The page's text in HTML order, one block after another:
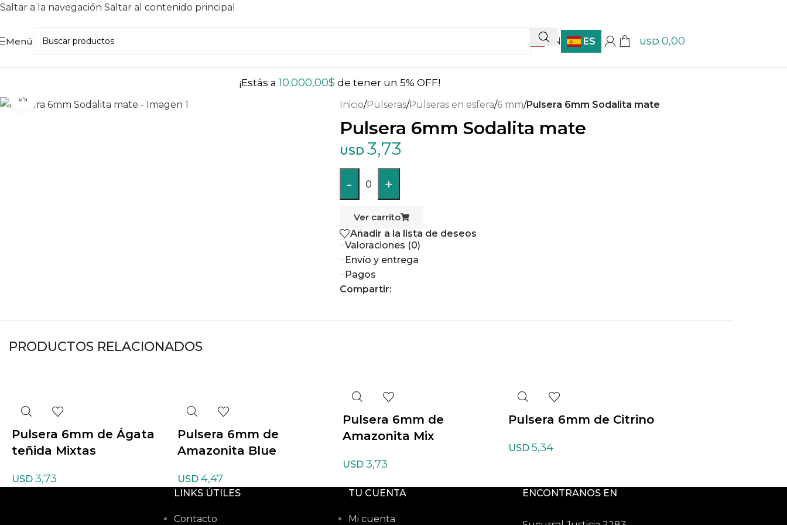
Saltar a la navegación Saltar al contenido principal
Menú EN ES USD 0,00
¡Estás a10.000,00$ de tener un 5% OFF!
Inicio/Pulseras/Pulseras en esfera/6 mm/Pulsera 6mm Sodalita mate
Pulsera 6mm Sodalita mate
USD 3,73
- 0 +
Ver carrito
Añadir a la lista de deseos
Valoraciones (0)
Envío y entrega
Pagos
Compartir:
PRODUCTOS RELACIONADOS
Pulsera 6mm de Ágata
teñida Mixtas
USD 3,73
Pulsera 6mm de
Amazonita Blue
USD 4,47
Pulsera 6mm de
Amazonita Mix
USD 3,73
Pulsera 6mm de Citrino
USD 5,34
LINKS ÚTILES
Contacto
TU CUENTA
Mi cuenta
ENCONTRANOS EN